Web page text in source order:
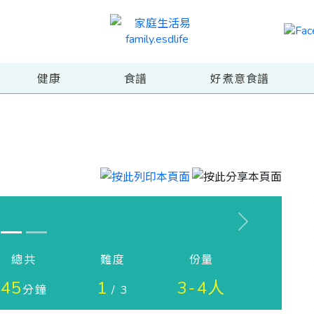
健康 食譜 好煮意食譜
Next
總共
45分鐘
難度
1 / 3
份量
3-4人